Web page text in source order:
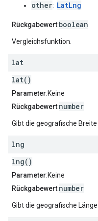
other: LatLng
Rückgabewert:boolean
Vergleichsfunktion.
lat
lat()
Parameter:Keine
Rückgabewert:number
Gibt die geografische Breite
lng
lng()
Parameter:Keine
Rückgabewert:number
Gibt die geografische Länge